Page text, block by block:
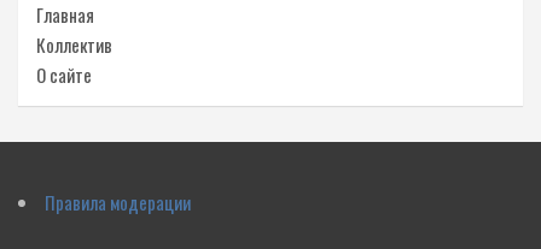
Главная
Коллектив
О сайте
Правила модерации